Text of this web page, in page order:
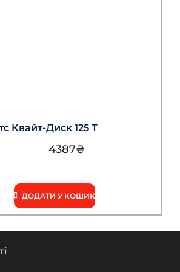
Квайт-Диск 125 Т
4387₴
ДОДАТИ У КОШИК